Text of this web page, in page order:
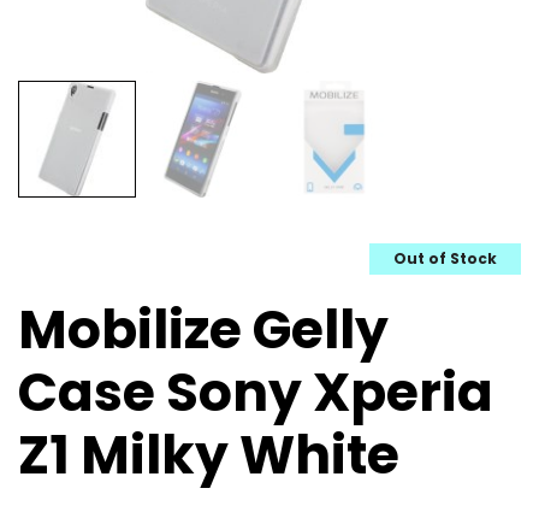
Out of Stock
Mobilize Gelly
Case Sony Xperia
Z1 Milky White